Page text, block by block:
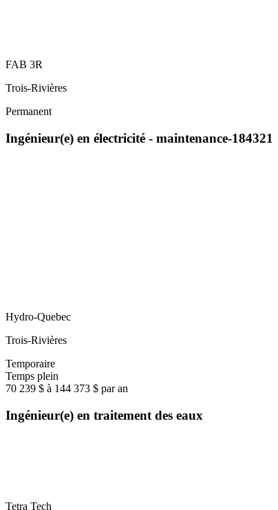
FAB 3R
Trois-Rivières
Permanent
Ingénieur(e) en électricité - maintenance-184321
Hydro-Quebec
Trois-Rivières
Temporaire
Temps plein
70 239 $ à 144 373 $ par an
Ingénieur(e) en traitement des eaux
Tetra Tech